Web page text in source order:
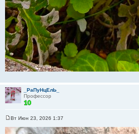
_РаПуНцЕлЬ_
Профессор
о
Вт Июн 23, 2026 1:37